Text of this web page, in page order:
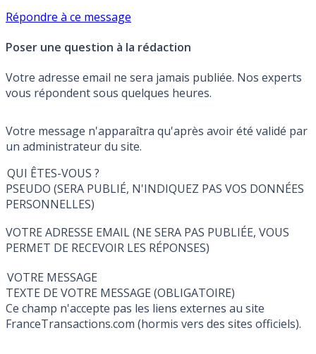
Répondre à ce message
Poser une question à la rédaction
Votre adresse email ne sera jamais publiée. Nos experts
vous répondent sous quelques heures.
Votre message n'apparaîtra qu'après avoir été validé par
un administrateur du site.
QUI ÊTES-VOUS ?
PSEUDO (SERA PUBLIÉ, N'INDIQUEZ PAS VOS DONNÉES
PERSONNELLES)
VOTRE ADRESSE EMAIL (NE SERA PAS PUBLIÉE, VOUS
PERMET DE RECEVOIR LES RÉPONSES)
VOTRE MESSAGE
TEXTE DE VOTRE MESSAGE (OBLIGATOIRE)
Ce champ n'accepte pas les liens externes au site
FranceTransactions.com (hormis vers des sites officiels).